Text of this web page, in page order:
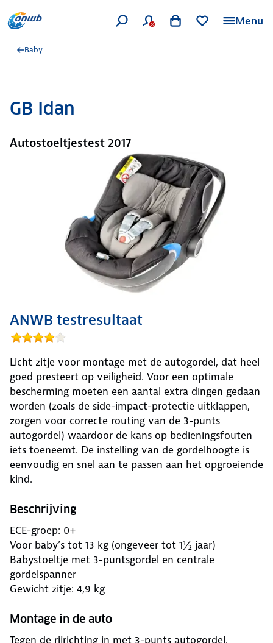
Menu
Baby
GB Idan
Autostoeltjestest 2017
ANWB testresultaat
Licht zitje voor montage met de autogordel, dat heel
goed presteert op veiligheid. Voor een optimale
bescherming moeten een aantal extra dingen gedaan
worden (zoals de side-impact-protectie uitklappen,
zorgen voor correcte routing van de 3-punts
autogordel) waardoor de kans op bedieningsfouten
iets toeneemt. De instelling van de gordelhoogte is
eenvoudig en snel aan te passen aan het opgroeiende
kind.
Beschrijving
ECE-groep: 0+
Voor baby’s tot 13 kg (ongeveer tot 1½ jaar)
Babystoeltje met 3-puntsgordel en centrale
gordelspanner
Gewicht zitje: 4,9 kg
Montage in de auto
Tegen de rijrichting in met 3-punts autogordel.